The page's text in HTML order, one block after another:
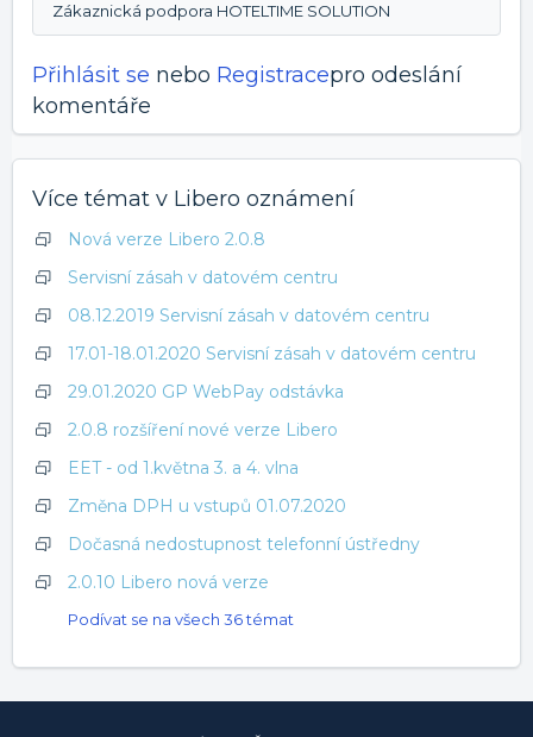
Zákaznická podpora HOTELTIME SOLUTION
Přihlásit se nebo Registracepro odeslání
komentáře
Více témat v Libero oznámení
Nová verze Libero 2.0.8
Servisní zásah v datovém centru
08.12.2019 Servisní zásah v datovém centru
17.01-18.01.2020 Servisní zásah v datovém centru
29.01.2020 GP WebPay odstávka
2.0.8 rozšíření nové verze Libero
EET - od 1.května 3. a 4. vlna
Změna DPH u vstupů 01.07.2020
Dočasná nedostupnost telefonní ústředny
2.0.10 Libero nová verze
Podívat se na všech 36 témat